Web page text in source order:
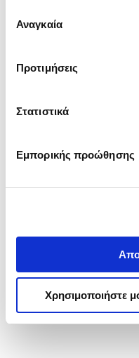
ενδιαφέρουν και να
συγκατάθεσης
Αναγκαία
Προτιμήσεις
Στατιστικά
Εμπορικής προώθησης
Χρησιμοποιήστε